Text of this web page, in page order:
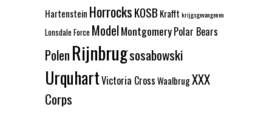
Hartenstein HorrocksKOSB Krafft krijgsgevangenen
Lonsdale Force ModelMontgomeryPolar Bears
PolenRijnbrugsosabowski
UrquhartVictoria CrossWaalbrugXXX
Corps